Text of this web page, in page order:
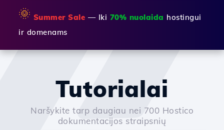
🌞 Summer Sale — Iki 70% nuolaida hostingui
ir domenams
Tutorialai
Naršykite tarp daugiau nei 700 Hostico
dokumentacijos straipsnių